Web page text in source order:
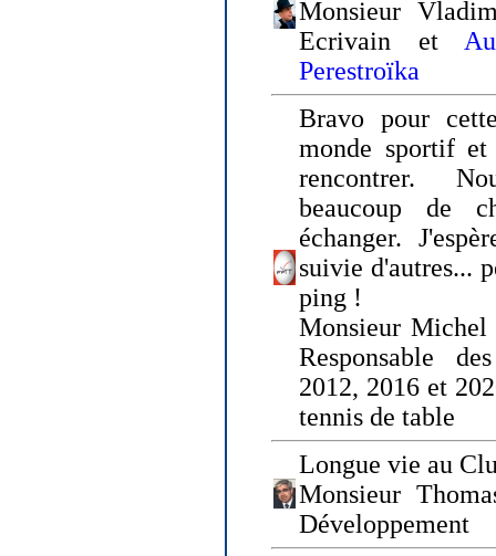
Monsieur
Ecrivain et
Perestroïka
Bravo pour
monde sportif
rencontrer.
beaucoup de
échanger.
suivie d'autres...
ping !
Monsieur
Responsable
2012, 2016 et
tennis de table
Longue vie au
Monsieur
Développement